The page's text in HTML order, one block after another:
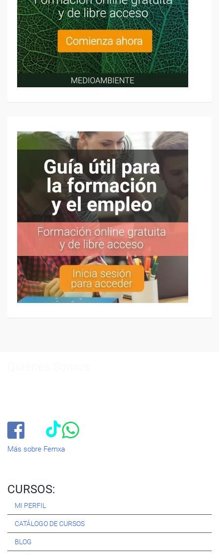
Más sobre Femxa
CURSOS:
MI PERFIL
CATÁLOGO DE CURSOS
BLOG